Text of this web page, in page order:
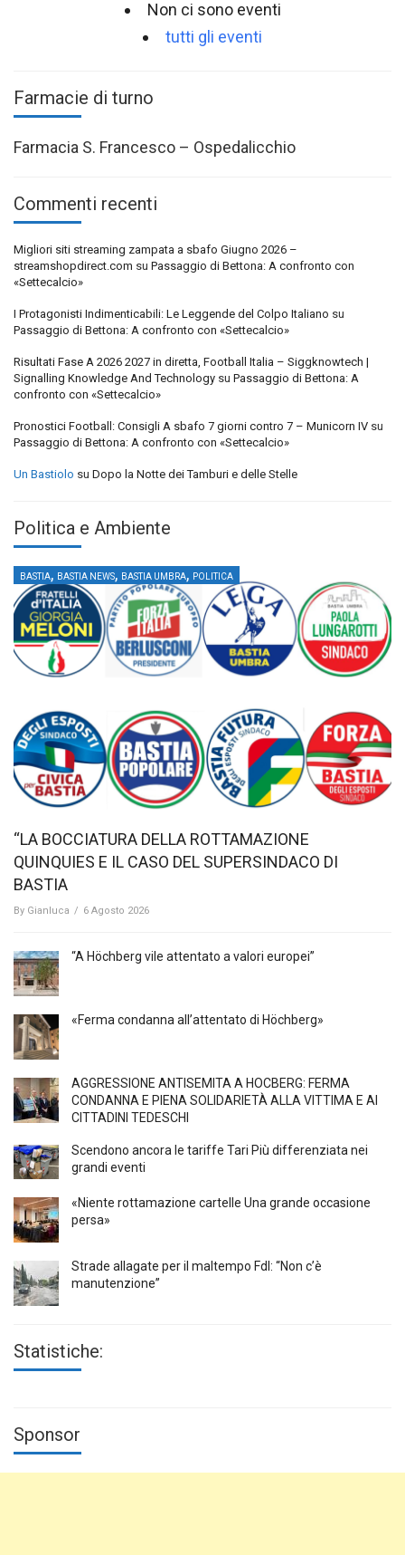
Non ci sono eventi
tutti gli eventi
Farmacie di turno
Farmacia S. Francesco – Ospedalicchio
Commenti recenti
Migliori siti streaming zampata a sbafo Giugno 2026 –
streamshopdirect.com su Passaggio di Bettona: A confronto con
«Settecalcio»
I Protagonisti Indimenticabili: Le Leggende del Colpo Italiano su
Passaggio di Bettona: A confronto con «Settecalcio»
Risultati Fase A 2026 2027 in diretta, Football Italia – Siggknowtech |
Signalling Knowledge And Technology su Passaggio di Bettona: A
confronto con «Settecalcio»
Pronostici Football: Consigli A sbafo 7 giorni contro 7 – Municorn IV su
Passaggio di Bettona: A confronto con «Settecalcio»
Un Bastiolo su Dopo la Notte dei Tamburi e delle Stelle
Politica e Ambiente
BASTIA, BASTIA NEWS, BASTIA UMBRA, POLITICA
“LA BOCCIATURA DELLA ROTTAMAZIONE
QUINQUIES E IL CASO DEL SUPERSINDACO DI
BASTIA
By Gianluca / 6 Agosto 2026
“A Höchberg vile attentato a valori europei”
«Ferma condanna all’attentato di Höchberg»
AGGRESSIONE ANTISEMITA A HÖCBERG: FERMA
CONDANNA E PIENA SOLIDARIETÀ ALLA VITTIMA E AI
CITTADINI TEDESCHI
Scendono ancora le tariffe Tari Più differenziata nei
grandi eventi
«Niente rottamazione cartelle Una grande occasione
persa»
Strade allagate per il maltempo FdI: “Non c’è
manutenzione”
Statistiche:
Sponsor